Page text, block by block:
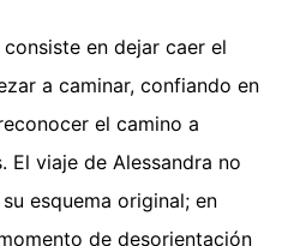
en dejar caer el
a caminar, confiando en
el camino a
El viaje de Alessandra no
esquema original; en
de desorientación